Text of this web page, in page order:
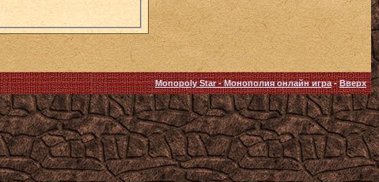
Monopoly Star - Монополия онлайн игра-Вверх